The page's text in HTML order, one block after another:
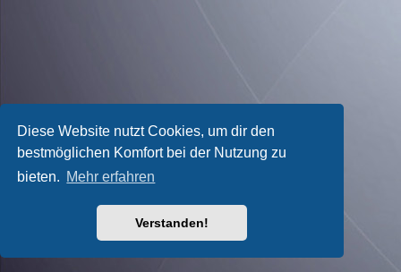
Diese Website nutzt Cookies, um dir den
bestmöglichen Komfort bei der Nutzung zu
bieten. Mehr erfahren
Verstanden!